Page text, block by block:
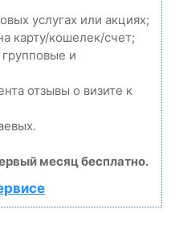
услугах или акциях;
карту/кошелек/счет;
и
отзывы о визите к
месяц бесплатно.